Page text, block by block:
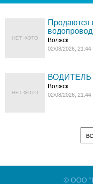
НЕТ ФОТО
Продаются
Волжск
02/08/2026, 21:44
НЕТ ФОТО
ВОДИТЕЛЬ
Волжск
02/08/2026, 21:44
© ООО